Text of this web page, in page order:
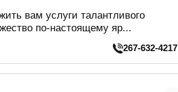
вам услуги талантливого
по-настоящему яр...
267-632-4217